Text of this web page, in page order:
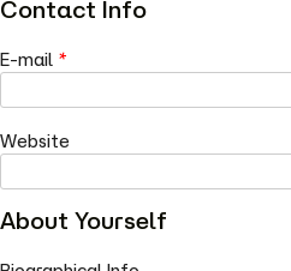
Contact Info
E-mail *
Website
About Yourself